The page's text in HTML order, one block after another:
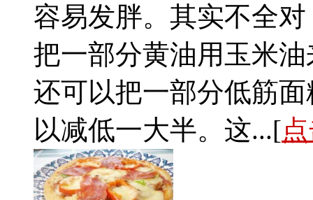
容易发胖。其实不全
把一部分黄油用玉米
还可以把一部分低筋
以减低一大半。这...[